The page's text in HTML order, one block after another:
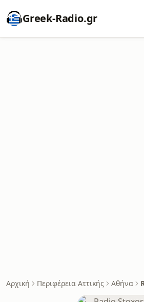
Greek-Radio.gr
Αρχική Περιφέρεια Αττικής Αθήνα